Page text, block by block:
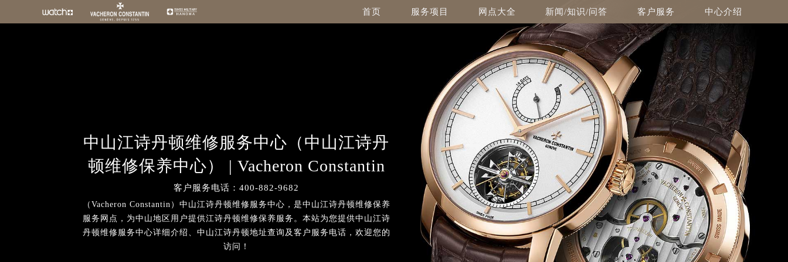
首页 服务项目 网点大全 新闻/知识/问答 客户服务 中心介绍
中山江诗丹顿维修服务中心（中山江诗丹
顿维修保养中心） | Vacheron Constantin
客户服务电话：400-882-9682
（Vacheron Constantin）中山江诗丹顿维修服务中心，是中山江诗丹顿维修保养
服务网点，为中山地区用户提供江诗丹顿维修保养服务。本站为您提供中山江诗
丹顿维修服务中心详细介绍、中山江诗丹顿地址查询及客户服务电话，欢迎您的
访问！